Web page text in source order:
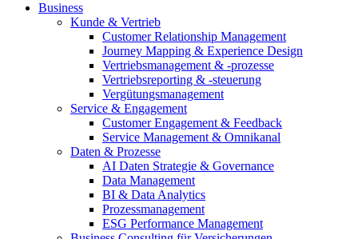
Business
Kunde & Vertrieb
Customer Relationship Management
Journey Mapping & Experience Design
Vertriebsmanagement & -prozesse
Vertriebsreporting & -steuerung
Vergütungsmanagement
Service & Engagement
Customer Engagement & Feedback
Service Management & Omnikanal
Daten & Prozesse
AI Daten Strategie & Governance
Data Management
BI & Data Analytics
Prozessmanagement
ESG Performance Management